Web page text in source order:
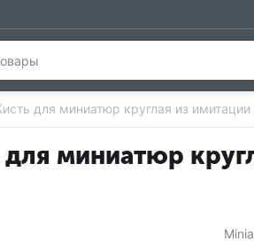
для миниатюр круглая из
миниатюр